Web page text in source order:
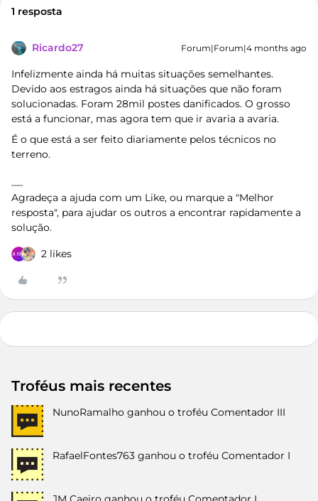
1 resposta
Ricardo27 Forum|Forum|4 months ago
Infelizmente ainda há muitas situações semelhantes.
Devido aos estragos ainda há situações que não foram
solucionadas. Foram 28mil postes danificados. O grosso
está a funcionar, mas agora tem que ir avaria a avaria.
É o que está a ser feito diariamente pelos técnicos no
terreno.
Agradeça a ajuda com um Like, ou marque a "Melhor
resposta", para ajudar os outros a encontrar rapidamente a
solução.
2 likes
Troféus mais recentes
NunoRamalho ganhou o troféu Comentador III
RafaelFontes763 ganhou o troféu Comentador I